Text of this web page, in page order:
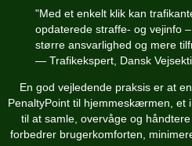
"Med et enkelt klik kan
opdaterede straffe- og vejinfo
større ansvarlighed og mere
— Trafikekspert, Dansk
En god vejledende praksis er at
PenaltyPoint til hjemmeskærmen ,
til at samle, overvåge og
forbedrer brugerkomforten,